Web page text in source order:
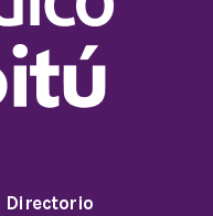
Directorio